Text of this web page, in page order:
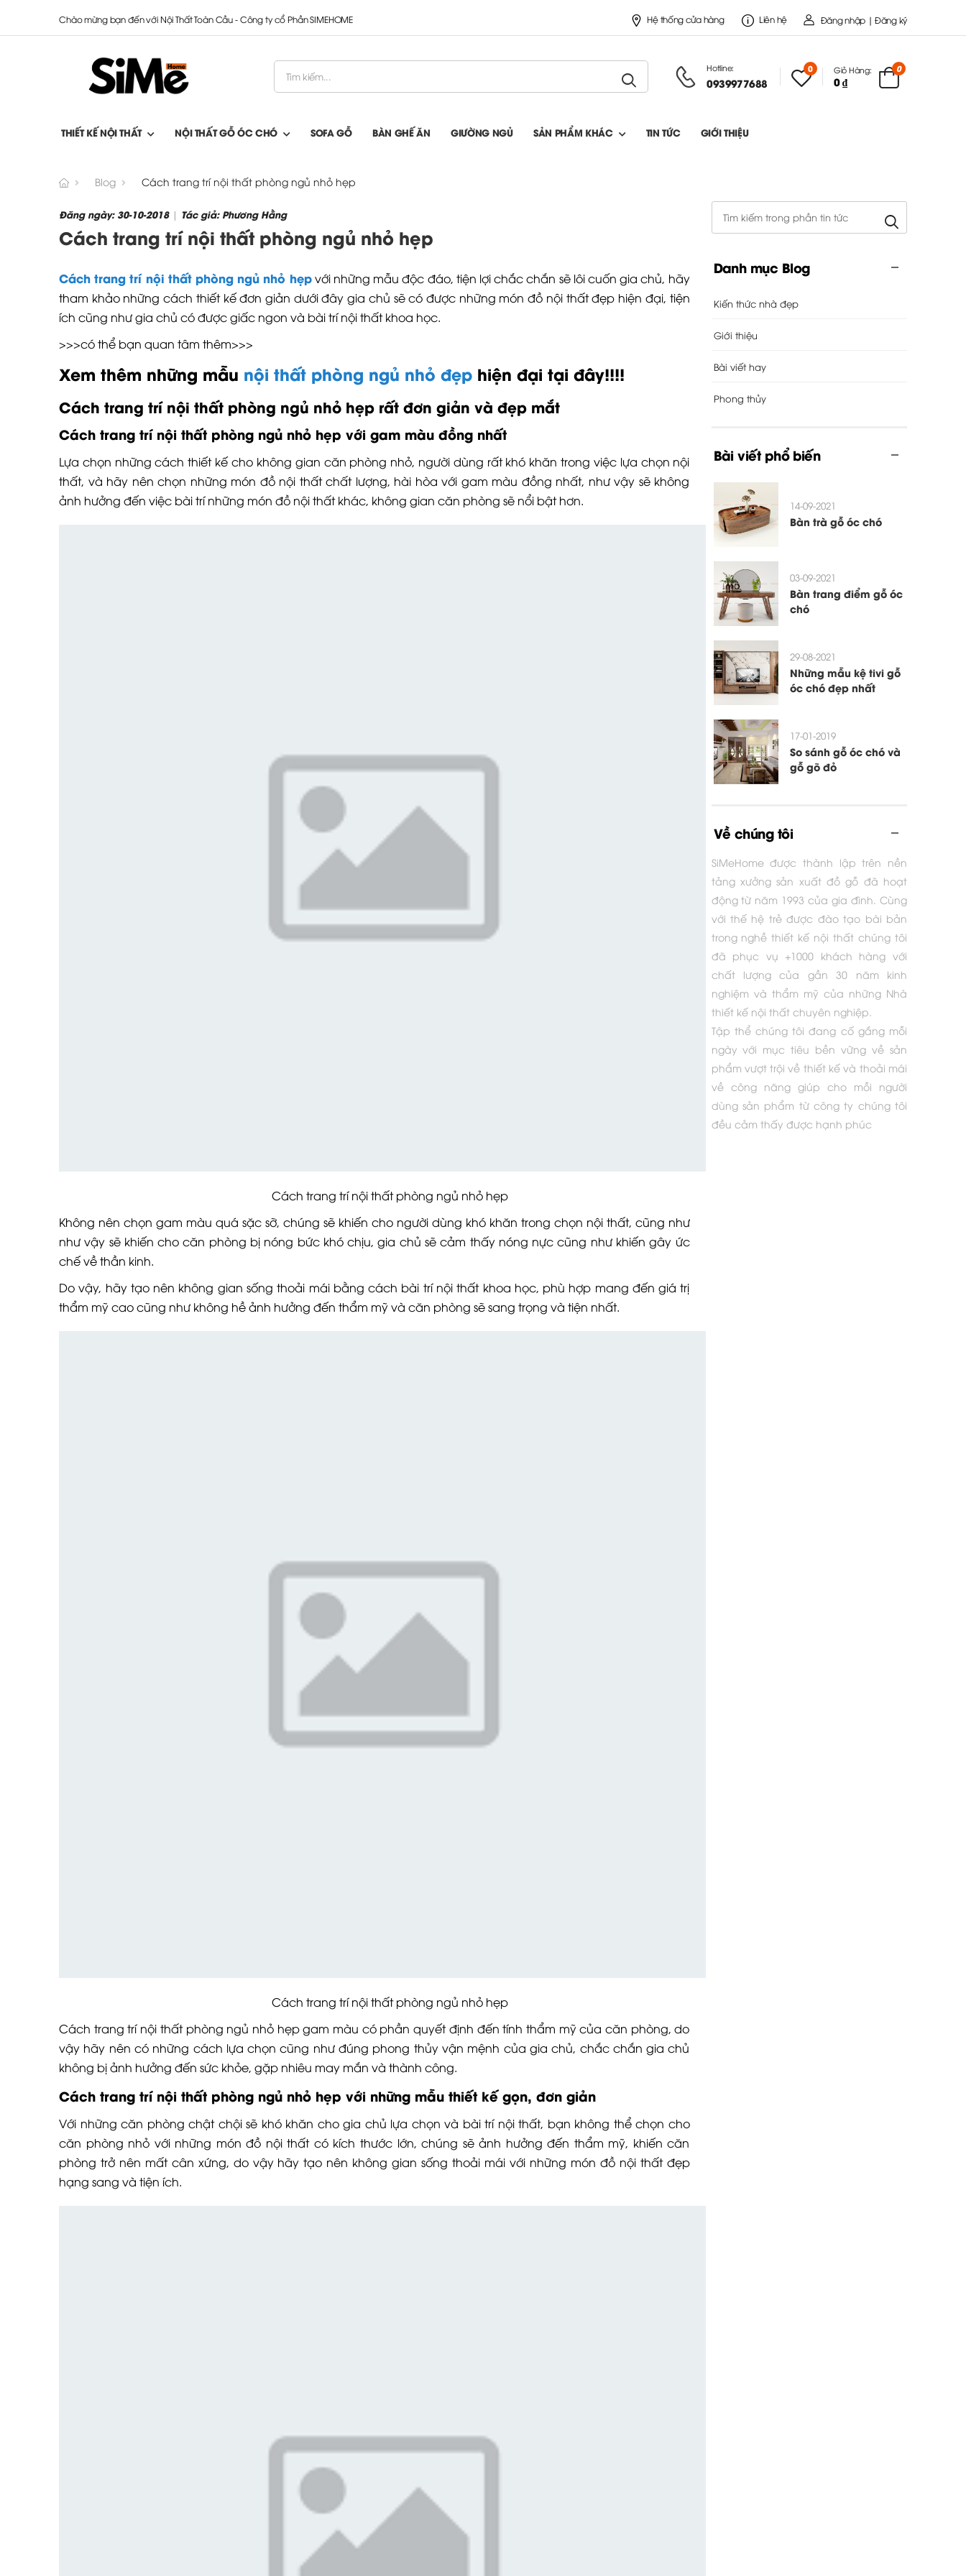
Chào mừng bạn đến với Nội Thất Toàn Cầu - Công ty cổ Phần SIMEHOME Hệ thống cửa hàng Liên hệ Đăng nhập | Đăng ký
Hotline:
0939977688
0 Giỏ Hàng:
0 ₫
0
THIẾT KẾ NỘI THẤT NỘI THẤT GỖ ÓC CHÓ SOFA GỖ BÀN GHẾ ĂN GIƯỜNG NGỦ SẢN PHẨM KHÁC TIN TỨC GIỚI THIỆU
Blog Cách trang trí nội thất phòng ngủ nhỏ hẹp
Đăng ngày: 30-10-2018| Tác giả: Phương Hằng
Cách trang trí nội thất phòng ngủ nhỏ hẹp
Cách trang trí nội thất phòng ngủ nhỏ hẹpvới những mẫu độc đáo, tiện lợi chắc chắn sẽ lôi cuốn gia chủ, hãy
tham khảo những cách thiết kế đơn giản dưới đây gia chủ sẽ có được những món đồ nội thất đẹp hiện đại, tiện
ích cũng như gia chủ có được giấc ngon và bài trí nội thất khoa học.
>>>có thể bạn quan tâm thêm>>>
Xem thêm những mẫu nội thất phòng ngủ nhỏ đẹp hiện đại tại đây!!!!
Cách trang trí nội thất phòng ngủ nhỏ hẹp rất đơn giản và đẹp mắt
Cách trang trí nội thất phòng ngủ nhỏ hẹp với gam màu đồng nhất
Lựa chọn những cách thiết kế cho không gian căn phòng nhỏ, người dùng rất khó khăn trong việc lựa chọn nội
thất, và hãy nên chọn những món đồ nội thất chất lượng, hài hòa với gam màu đồng nhất, như vậy sẽ không
ảnh hưởng đến việc bài trí những món đồ nội thất khác, không gian căn phòng sẽ nổi bật hơn.
Cách trang trí nội thất phòng ngủ nhỏ hẹp
Không nên chọn gam màu quá sặc sỡ, chúng sẽ khiến cho người dùng khó khăn trong chọn nội thất, cũng như
như vậy sẽ khiến cho căn phòng bị nóng bức khó chịu, gia chủ sẽ cảm thấy nóng nực cũng như khiến gây ức
chế về thần kinh.
Do vậy, hãy tạo nên không gian sống thoải mái bằng cách bài trí nội thất khoa học, phù hợp mang đến giá trị
thẩm mỹ cao cũng như không hề ảnh hưởng đến thẩm mỹ và căn phòng sẽ sang trọng và tiện nhất.
Cách trang trí nội thất phòng ngủ nhỏ hẹp
Cách trang trí nội thất phòng ngủ nhỏ hẹp gam màu có phần quyết định đến tính thẩm mỹ của căn phòng, do
vậy hãy nên có những cách lựa chọn cũng như đúng phong thủy vận mệnh của gia chủ, chắc chắn gia chủ
không bị ảnh hưởng đến sức khỏe, gặp nhiêu may mắn và thành công.
Cách trang trí nội thất phòng ngủ nhỏ hẹp với những mẫu thiết kế gọn, đơn giản
Với những căn phòng chật chội sẽ khó khăn cho gia chủ lựa chọn và bài trí nội thất, bạn không thể chọn cho
căn phòng nhỏ với những món đồ nội thất có kích thước lớn, chúng sẽ ảnh hưởng đến thẩm mỹ, khiến căn
phòng trở nên mất cân xứng, do vậy hãy tạo nên không gian sống thoải mái với những món đồ nội thất đẹp
hạng sang và tiện ích.
Danh mục Blog
Kiến thức nhà đẹp
Giới thiệu
Bài viết hay
Phong thủy
Bài viết phổ biến
14-09-2021
Bàn trà gỗ óc chó
03-09-2021
Bàn trang điểm gỗ óc
chó
29-08-2021
Những mẫu kệ tivi gỗ
óc chó đẹp nhất
17-01-2019
So sánh gỗ óc chó và
gỗ gõ đỏ
Về chúng tôi
SiMeHome được thành lập trên nền
tảng xưởng sản xuất đồ gỗ đã hoạt
động từ năm 1993 của gia đình. Cùng
với thế hệ trẻ được đào tạo bài bản
trong nghề thiết kế nội thất chúng tôi
đã phục vụ +1000 khách hàng với
chất lượng của gần 30 năm kinh
nghiệm và thẩm mỹ của những Nhà
thiết kế nội thất chuyên nghiệp.
Tập thể chúng tôi đang cố gắng mỗi
ngày với mục tiêu bền vững về sản
phẩm vượt trội về thiết kế và thoải mái
về công năng giúp cho mỗi người
dùng sản phẩm từ công ty chúng tôi
đều cảm thấy được hạnh phúc